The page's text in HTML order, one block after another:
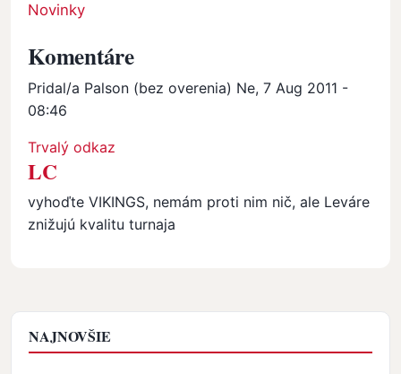
Novinky
Komentáre
Pridal/a Palson (bez overenia) Ne, 7 Aug 2011 -
08:46
Trvalý odkaz
LC
vyhoďte VIKINGS, nemám proti nim nič, ale Leváre
znižujú kvalitu turnaja
NAJNOVŠIE